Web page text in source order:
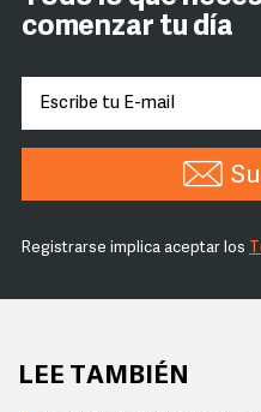
comenzar tu día
Registrarse implica aceptar los
LEE TAMBIÉN